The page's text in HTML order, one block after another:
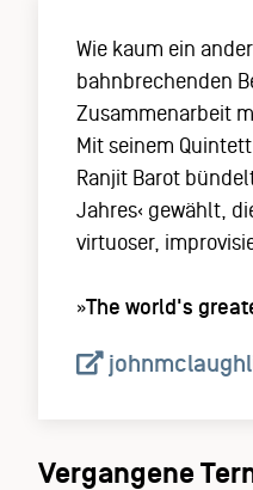
Wie kaum ein
bahnbrechenden
Zusammenarbeit
Mit seinem
Ranjit Barot
Jahres‹ gewählt,
virtuoser,
»The world's
Vergangene